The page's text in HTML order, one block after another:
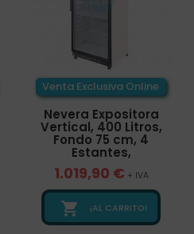
Venta Exclusiva Online
Nevera Expositora
Vertical, 400 Litros,
Fondo 75 cm, 4
Estantes,
1.019,90 € + IVA
 ¡AL CARRITO!